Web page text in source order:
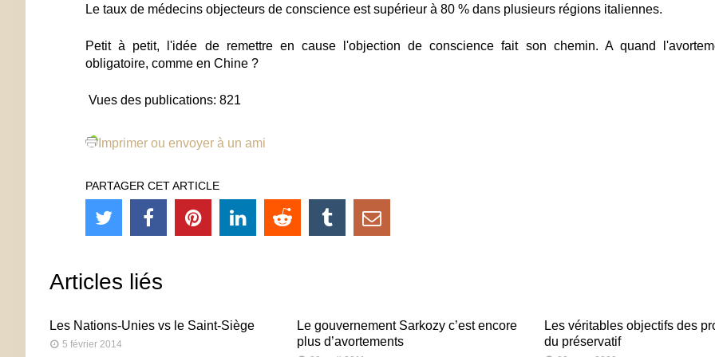
Le taux de médecins objecteurs de conscience est supérieur à 80 % dans plusieurs régions italiennes.
Petit à petit, l'idée de remettre en cause l'objection de conscience fait son chemin. A quand
obligatoire, comme en Chine ?
Vues des publications: 821
Imprimer ou envoyer à un ami
PARTAGER CET ARTICLE
Articles liés
Les Nations-Unies vs le Saint-Siège
5 février 2014
Le gouvernement Sarkozy c’est encore
plus d’avortements
Les véritables objectifs des
du préservatif